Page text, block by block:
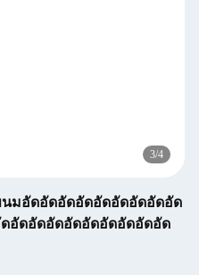
3/4
มอัดอัดอัดอัดอัดอัดอัดอัดอัด
อัดอัดอัดอัดอัดอัดอัดอัดอัด